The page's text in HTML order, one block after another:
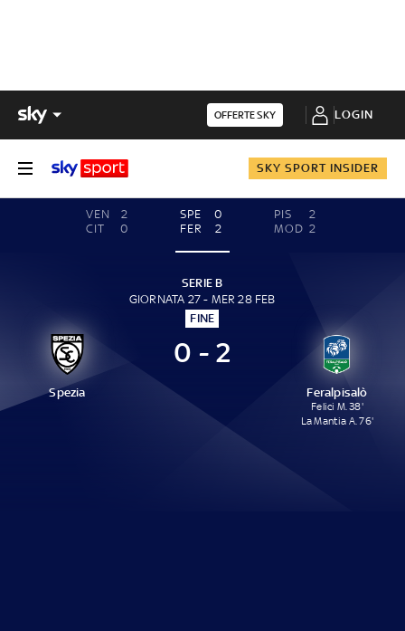
OFFERTE SKY LOGIN
SKY SPORT INSIDER
VEN
2
CIT
0
SPE
0
FER
2
PIS
2
MOD 2
SERIE B
GIORNATA 27 - MER 28 FEB
FINE
Spezia
0 - 2
Feralpisalò
Felici M. 38'
La Mantia A. 76'